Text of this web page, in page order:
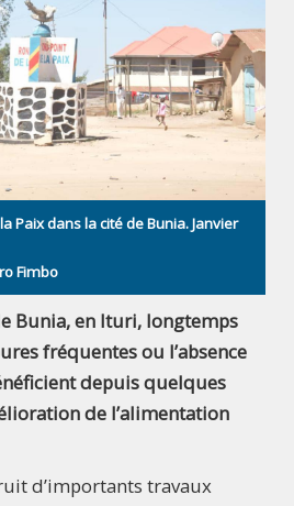
Paix dans la cité de Bunia. Janvier
Fimbo
Bunia, en Ituri, longtemps
fréquentes ou l’absence
depuis quelques
de l’alimentation
d’importants travaux